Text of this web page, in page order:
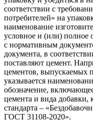
соответствии с
потребителей» на
наименование
условное и (или) полное
с нормативным
документа, в
поставляют цемент.
цементов, выпускаемых
указывается
обозначение,
цемента и вида добавки,
стандарта –
ГОСТ 31108-2020».